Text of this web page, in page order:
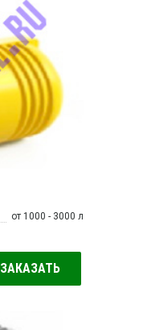
от 1000 - 3000 л
ЗАКАЗАТЬ